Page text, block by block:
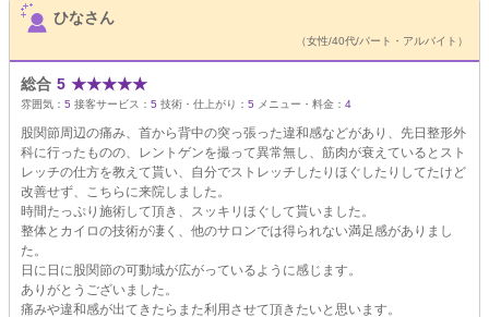
ひなさん
（女性/40代/パート・アルバイト）
総合 5 ★★★★★
雰囲気： 5 接客サービス： 5 技術・仕上がり： 5 メニュー・料金： 4
股関節周辺の痛み、首から背中の突っ張った違和感などがあり、先日整形外
科に行ったものの、レントゲンを撮って異常無し、筋肉が衰えているとスト
レッチの仕方を教えて貰い、自分でストレッチしたりほぐしたりしてたけど
改善せず、こちらに来院しました。
時間たっぷり施術して頂き、スッキリほぐして貰いました。
整体とカイロの技術が凄く、他のサロンでは得られない満足感がありまし
た。
日に日に股関節の可動域が広がっているように感じます。
ありがとうございました。
痛みや違和感が出てきたらまた利用させて頂きたいと思います。